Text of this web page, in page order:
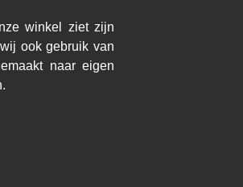
winkel ziet zijn
ook gebruik van
naar eigen